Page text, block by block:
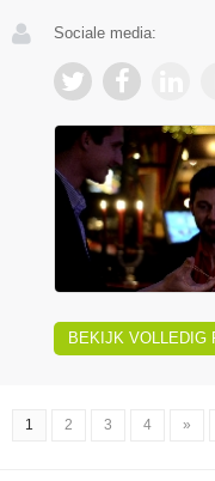
Sociale media:
BEKIJK VOLLEDIG
1 2 3 4 »